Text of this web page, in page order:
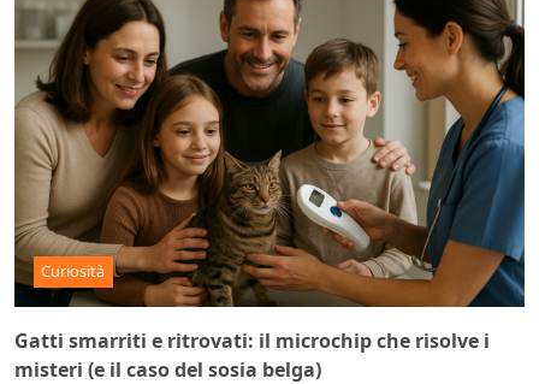
Curiosità
Gatti smarriti e ritrovati: il microchip che risolve i
misteri (e il caso del sosia belga)